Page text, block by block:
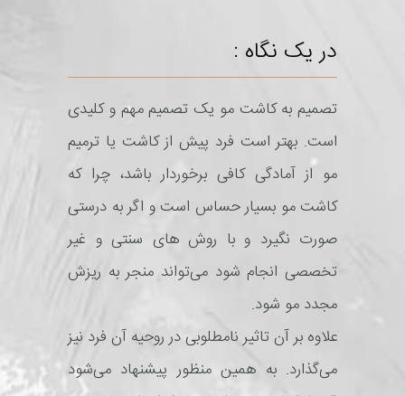
در یک نگاه :
تصمیم به کاشت مو یک تصمیم مهم و کلیدی
است. بهتر است فرد پیش از کاشت یا ترمیم
مو از آمادگی کافی برخوردار باشد، چرا که
کاشت مو بسیار حساس است و اگر به درستی
صورت نگیرد و با روش های سنتی و غیر
تخصصی انجام شود می‌تواند منجر به ریزش
مجدد مو شود.
علاوه بر آن تاثیر نامطلوبی در روحیه آن فرد نیز
می‌گذارد. به همین منظور پیشنهاد می‌شود